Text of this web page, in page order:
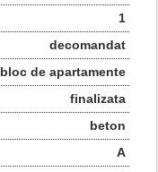
1
decomandat
bloc de apartamente
finalizata
beton
A